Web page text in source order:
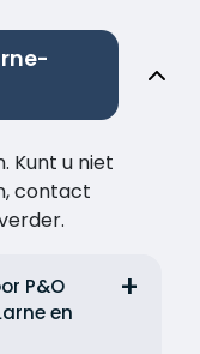
Kunt u niet
contact
P&O
en